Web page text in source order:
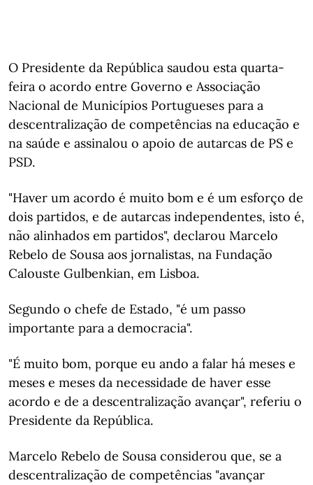
O Presidente da República saudou esta quarta-
feira o acordo entre Governo e Associação
Nacional de Municípios Portugueses para a
descentralização de competências na educação e
na saúde e assinalou o apoio de autarcas de PS e
PSD.
"Haver um acordo é muito bom e é um esforço de
dois partidos, e de autarcas independentes, isto é,
não alinhados em partidos", declarou Marcelo
Rebelo de Sousa aos jornalistas, na Fundação
Calouste Gulbenkian, em Lisboa.
Segundo o chefe de Estado, "é um passo
importante para a democracia".
"É muito bom, porque eu ando a falar há meses e
meses e meses da necessidade de haver esse
acordo e de a descentralização avançar", referiu o
Presidente da República.
Marcelo Rebelo de Sousa considerou que, se a
descentralização de competências "avançar